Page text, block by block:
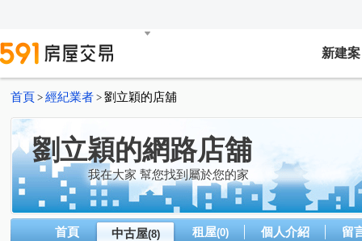
新建案
首頁 > 經紀業者 > 劉立穎的店舖
劉立穎的網路店舖
我在大家 幫您找到屬於您的家
首頁 中古屋(8) 租屋(0) 個人介紹 留